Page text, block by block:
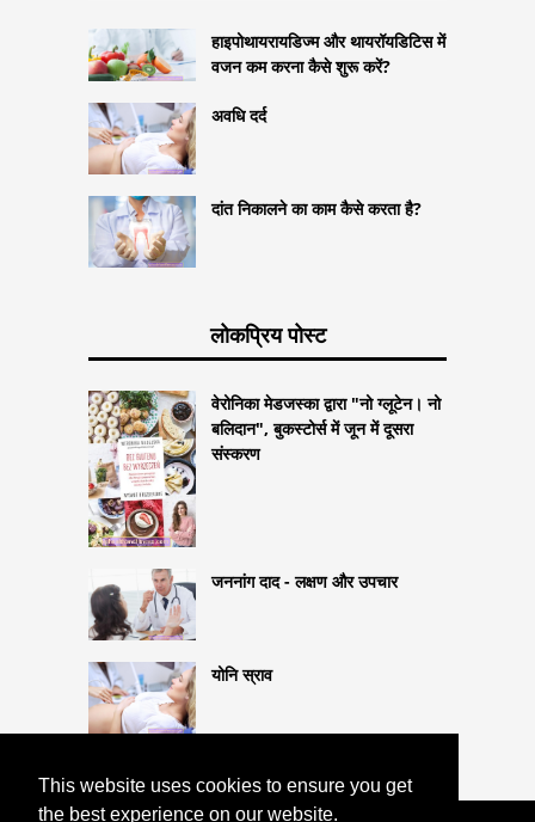
This website uses cookies to ensure you get
the best experience on our website.
हाइपोथायरायडिज्म और थायरॉयडिटिस में
वजन कम करना कैसे शुरू करें?
अवधि दर्द
दांत निकालने का काम कैसे करता है?
लोकप्रिय पोस्ट
वेरोनिका मेडजस्का द्वारा "नो ग्लूटेन। नो
बलिदान", बुकस्टोर्स में जून में दूसरा
संस्करण
जननांग दाद - लक्षण और उपचार
योनि स्राव